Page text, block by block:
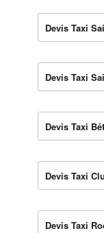
Devis Taxi
Devis Taxi
Devis Taxi
Devis Taxi
Devis Taxi